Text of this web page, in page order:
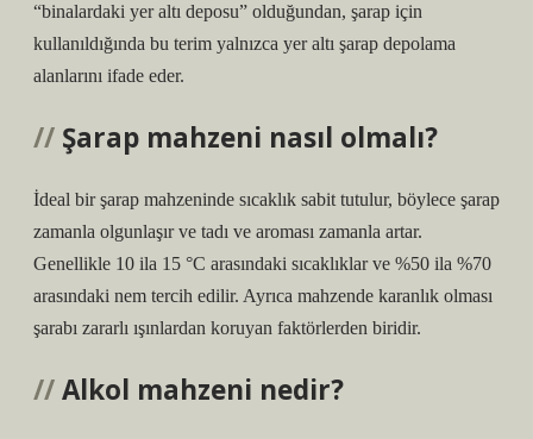
“binalardaki yer altı deposu” olduğundan, şarap için
kullanıldığında bu terim yalnızca yer altı şarap depolama
alanlarını ifade eder.
Şarap mahzeni nasıl olmalı?
İdeal bir şarap mahzeninde sıcaklık sabit tutulur, böylece şarap
zamanla olgunlaşır ve tadı ve aroması zamanla artar.
Genellikle 10 ila 15 °C arasındaki sıcaklıklar ve %50 ila %70
arasındaki nem tercih edilir. Ayrıca mahzende karanlık olması
şarabı zararlı ışınlardan koruyan faktörlerden biridir.
Alkol mahzeni nedir?